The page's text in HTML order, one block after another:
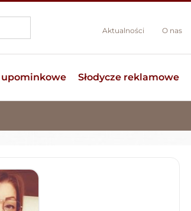
Aktualności O nas
Słodycze reklamowe